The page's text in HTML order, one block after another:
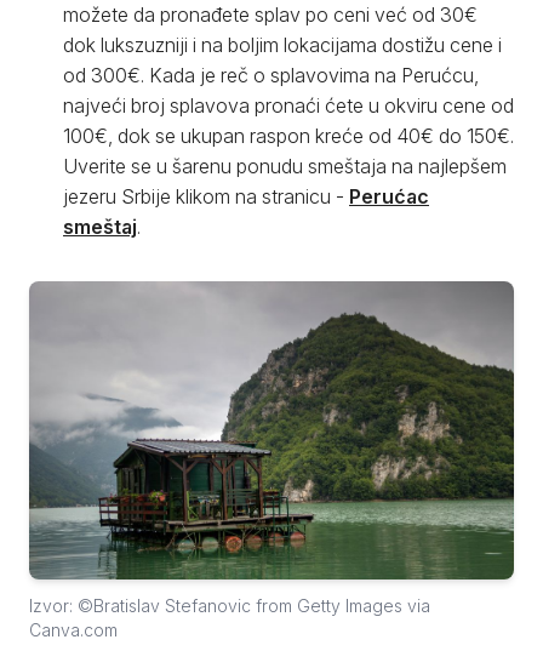
možete da pronađete splav po ceni već od 30€
dok lukszuzniji i na boljim lokacijama dostižu cene i
od 300€. Kada je reč o splavovima na Perućcu,
najveći broj splavova pronaći ćete u okviru cene od
100€, dok se ukupan raspon kreće od 40€ do 150€.
Uverite se u šarenu ponudu smeštaja na najlepšem
jezeru Srbije klikom na stranicu - Perućac
smeštaj.
Izvor: ©Bratislav Stefanovic from Getty Images via
Canva.com